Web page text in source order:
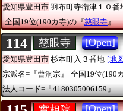
愛知県豊田市 羽布町寺衛津１０番
全国19位(190カ寺)の『慈眼寺』
114 慈眼寺 [Open]
愛知県豊田市 杉本町入３番地 [地
宗派名=『曹洞宗』
全国19位(190
法人コード=「4180305006159」